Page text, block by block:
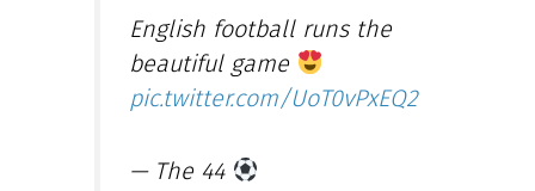
English football runs the
beautiful game
pic.twitter.com/UoT0vPxEQ2
— The 44